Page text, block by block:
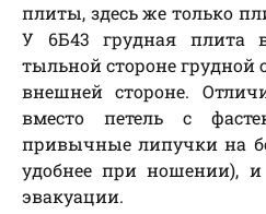
плиты, здесь же только
У 6Б43 грудная плита
тыльной стороне грудной
внешней стороне.
вместо петель с
привычные липучки на
удобнее при ношении),
эвакуации.